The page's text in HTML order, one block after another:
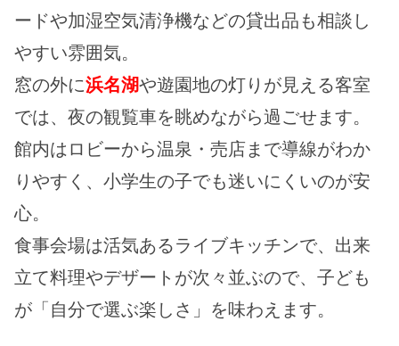
ードや加湿空気清浄機などの貸出品も相談し
やすい雰囲気。
窓の外に浜名湖や遊園地の灯りが見える客室
では、夜の観覧車を眺めながら過ごせます。
館内はロビーから温泉・売店まで導線がわか
りやすく、小学生の子でも迷いにくいのが安
心。
食事会場は活気あるライブキッチンで、出来
立て料理やデザートが次々並ぶので、子ども
が「自分で選ぶ楽しさ」を味わえます。